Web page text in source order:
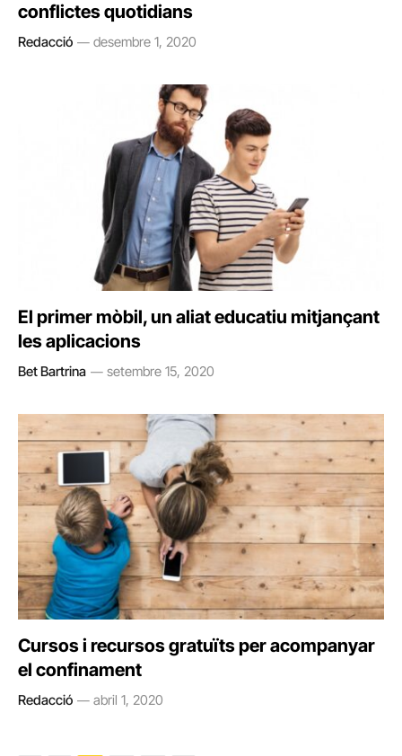
conflictes quotidians
Redacció desembre 1, 2020
El primer mòbil, un aliat educatiu mitjançant
les aplicacions
Bet Bartrina setembre 15, 2020
Cursos i recursos gratuïts per acompanyar
el confinament
Redacció abril 1, 2020